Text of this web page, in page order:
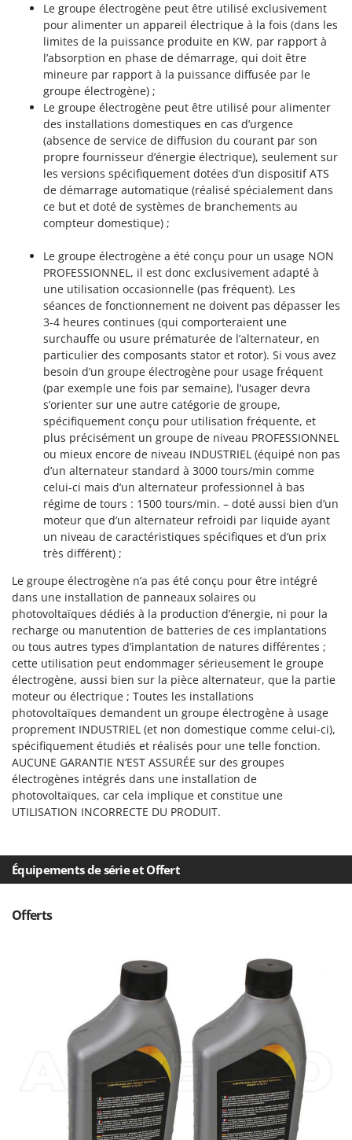
Le groupe électrogène peut être utilisé exclusivement
pour alimenter un appareil électrique à la fois (dans les
limites de la puissance produite en KW, par rapport à
l’absorption en phase de démarrage, qui doit être
mineure par rapport à la puissance diffusée par le
groupe électrogène) ;
Le groupe électrogène peut être utilisé pour alimenter
des installations domestiques en cas d’urgence
(absence de service de diffusion du courant par son
propre fournisseur d’énergie électrique), seulement sur
les versions spécifiquement dotées d’un dispositif ATS
de démarrage automatique (réalisé spécialement dans
ce but et doté de systèmes de branchements au
compteur domestique) ;
Le groupe électrogène a été conçu pour un usage NON
PROFESSIONNEL, il est donc exclusivement adapté à
une utilisation occasionnelle (pas fréquent). Les
séances de fonctionnement ne doivent pas dépasser les
3-4 heures continues (qui comporteraient une
surchauffe ou usure prématurée de l’alternateur, en
particulier des composants stator et rotor). Si vous avez
besoin d’un groupe électrogène pour usage fréquent
(par exemple une fois par semaine), l’usager devra
s’orienter sur une autre catégorie de groupe,
spécifiquement conçu pour utilisation fréquente, et
plus précisément un groupe de niveau PROFESSIONNEL
ou mieux encore de niveau INDUSTRIEL (équipé non pas
d’un alternateur standard à 3000 tours/min comme
celui-ci mais d’un alternateur professionnel à bas
régime de tours : 1500 tours/min. – doté aussi bien d’un
moteur que d’un alternateur refroidi par liquide ayant
un niveau de caractéristiques spécifiques et d’un prix
très différent) ;
Le groupe électrogène n’a pas été conçu pour être intégré
dans une installation de panneaux solaires ou
photovoltaïques dédiés à la production d’énergie, ni pour la
recharge ou manutention de batteries de ces implantations
ou tous autres types d’implantation de natures différentes ;
cette utilisation peut endommager sérieusement le groupe
électrogène, aussi bien sur la pièce alternateur, que la partie
moteur ou électrique ; Toutes les installations
photovoltaïques demandent un groupe électrogène à usage
proprement INDUSTRIEL (et non domestique comme celui-ci),
spécifiquement étudiés et réalisés pour une telle fonction.
AUCUNE GARANTIE N’EST ASSURÉE sur des groupes
électrogènes intégrés dans une installation de
photovoltaïques, car cela implique et constitue une
UTILISATION INCORRECTE DU PRODUIT.
Équipements de série et Offert
Offerts